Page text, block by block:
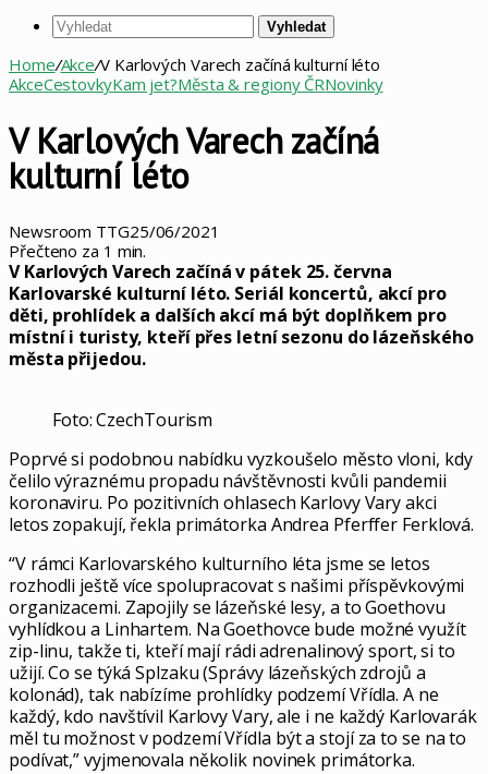
Vyhledat
Home/Akce/V Karlových Varech začíná kulturní léto
AkceCestovkyKam jet?Města & regiony ČRNovinky
V Karlových Varech začíná
kulturní léto
Newsroom TTG25/06/2021
Přečteno za 1 min.
V Karlových Varech začíná v pátek 25. června
Karlovarské kulturní léto. Seriál koncertů, akcí pro
děti, prohlídek a dalších akcí má být doplňkem pro
místní i turisty, kteří přes letní sezonu do lázeňského
města přijedou.
Foto: CzechTourism
Poprvé si podobnou nabídku vyzkoušelo město vloni, kdy
čelilo výraznému propadu návštěvnosti kvůli pandemii
koronaviru. Po pozitivních ohlasech Karlovy Vary akci
letos zopakují, řekla primátorka Andrea Pferffer Ferklová.
“V rámci Karlovarského kulturního léta jsme se letos
rozhodli ještě více spolupracovat s našimi příspěvkovými
organizacemi. Zapojily se lázeňské lesy, a to Goethovu
vyhlídkou a Linhartem. Na Goethovce bude možné využít
zip-linu, takže ti, kteří mají rádi adrenalinový sport, si to
užijí. Co se týká Splzaku (Správy lázeňských zdrojů a
kolonád), tak nabízíme prohlídky podzemí Vřídla. A ne
každý, kdo navštívil Karlovy Vary, ale i ne každý Karlovarák
měl tu možnost v podzemí Vřídla být a stojí za to se na to
podívat,” vyjmenovala několik novinek primátorka.